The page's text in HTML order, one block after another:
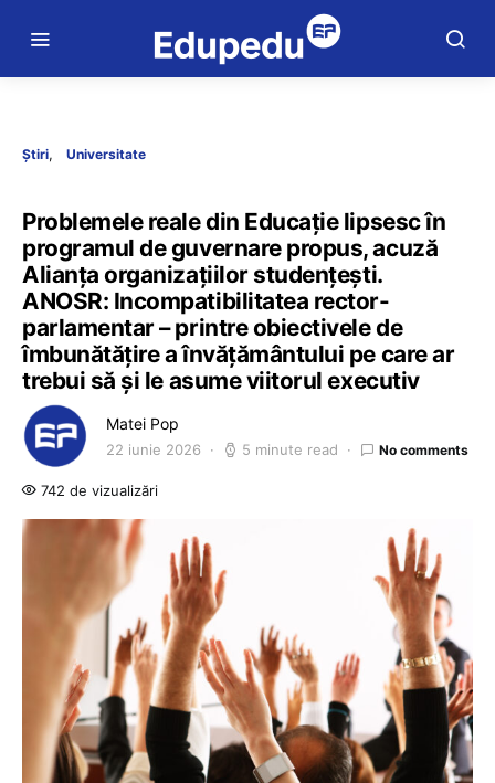
Știri Universitate
Problemele reale din Educație lipsesc în
programul de guvernare propus, acuză
Alianța organizațiilor studențești.
ANOSR: Incompatibilitatea rector-
parlamentar – printre obiectivele de
îmbunătățire a învățământului pe care ar
trebui să și le asume viitorul executiv
Matei Pop
22 iunie 2026 5 minute read No comments
742 de vizualizări